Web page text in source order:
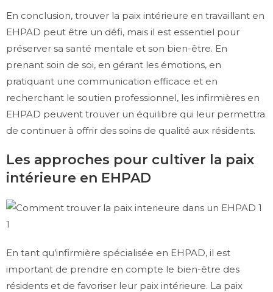
En conclusion, trouver la paix intérieure en travaillant en
EHPAD peut être un défi, mais il est essentiel pour
préserver sa santé mentale et son bien-être. En
prenant soin de soi, en gérant les émotions, en
pratiquant une communication efficace et en
recherchant le soutien professionnel, les infirmières en
EHPAD peuvent trouver un équilibre qui leur permettra
de continuer à offrir des soins de qualité aux résidents.
Les approches pour cultiver la paix
intérieure en EHPAD
En tant qu’infirmière spécialisée en EHPAD, il est
important de prendre en compte le bien-être des
résidents et de favoriser leur paix intérieure. La paix